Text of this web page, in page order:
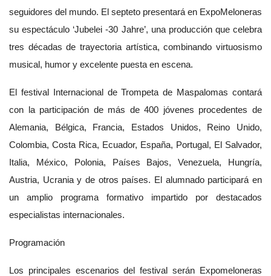
seguidores del mundo. El septeto presentará en ExpoMeloneras
su espectáculo ‘Jubelei -30 Jahre’, una producción que celebra
tres décadas de trayectoria artística, combinando virtuosismo
musical, humor y excelente puesta en escena.
El festival Internacional de Trompeta de Maspalomas contará
con la participación de más de 400 jóvenes procedentes de
Alemania, Bélgica, Francia, Estados Unidos, Reino Unido,
Colombia, Costa Rica, Ecuador, España, Portugal, El Salvador,
Italia, México, Polonia, Países Bajos, Venezuela, Hungría,
Austria, Ucrania y de otros países. El alumnado participará en
un amplio programa formativo impartido por destacados
especialistas internacionales.
Programación
Los principales escenarios del festival serán Expomeloneras